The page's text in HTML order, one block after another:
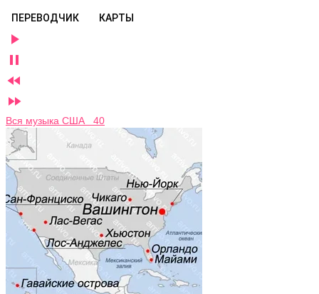
ПЕРЕВОДЧИК КАРТЫ




Вся музыка США 40